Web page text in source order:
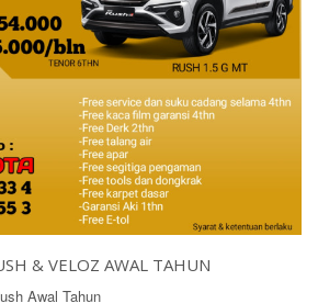
& VELOZ AWAL TAHUN
Awal Tahun